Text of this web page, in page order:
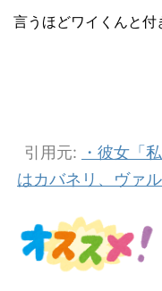
言うほどワイくんと付
引用元:
・彼女「
はカバネリ、ヴァ